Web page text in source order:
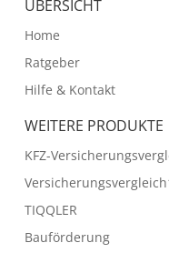
ÜBERSICHT
Home
Ratgeber
Hilfe & Kontakt
WEITERE PRODUKTE
KFZ-
TIQQLER
Bauförderung